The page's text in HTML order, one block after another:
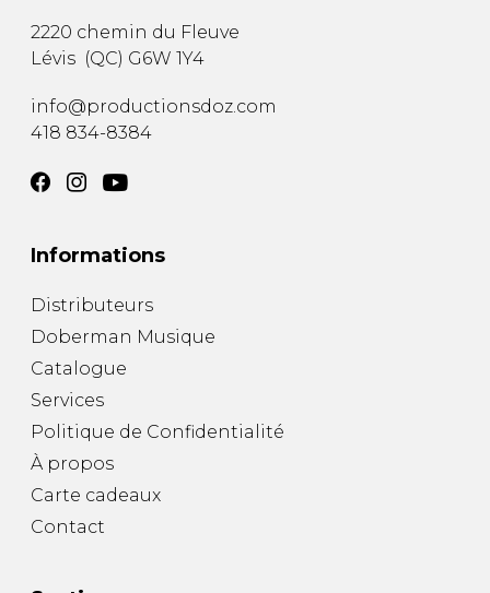
2220 chemin du Fleuve
Lévis (QC) G6W 1Y4
info@productionsdoz.com
418 834-8384
Informations
Distributeurs
Doberman Musique
Catalogue
Services
Politique de Confidentialité
À propos
Carte cadeaux
Contact